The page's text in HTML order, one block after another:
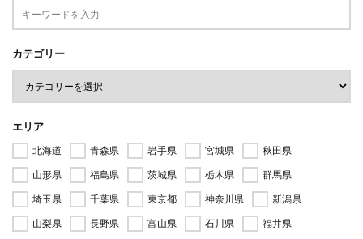
カテゴリー
エリア
北海道 青森県 岩手県 宮城県
秋田県
山形県
福島県 茨城県 栃木県
群馬県
埼玉県
千葉県 東京都 神奈川県
新潟県
山梨県
長野県 富山県 石川県
福井県